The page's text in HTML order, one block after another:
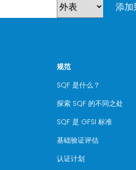
添加
规范
SQF 是什么？
探索 SQF 的不同之处
SQF 是 GFSI 标准
基础验证评估
认证计划